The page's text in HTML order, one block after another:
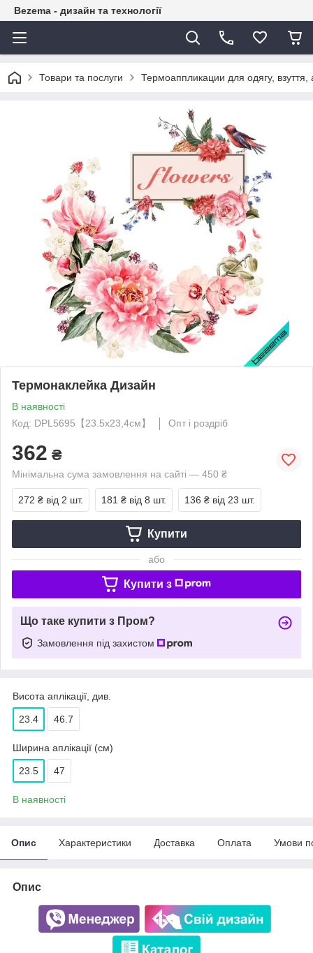
Bezema - дизайн та технології
Товари та послуги Термоаппликации для одягу, взуття,
Термонаклейка Дизайн
В наявності
Код: DPL5695【23.5x23,4см】
Опт і роздріб
362 ₴
Мінімальна сума замовлення на сайті — 450 ₴
272 ₴ від 2 шт. 181 ₴ від 8 шт. 136 ₴ від 23 шт.
Купити
або
Купити з
Що таке купити з Пром?
Замовлення під захистом
Висота аплікації, див.
23.4 46.7
Ширина аплікації (см)
23.5 47
В наявності
Опис Характеристики Доставка Оплата Умови
Опис